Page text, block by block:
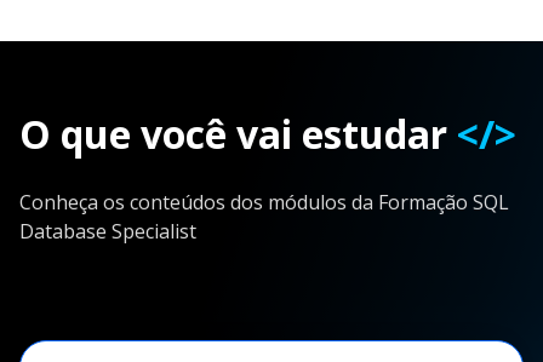
O que você vai estudar </>
Conheça os conteúdos dos módulos da Formação SQL
Database Specialist